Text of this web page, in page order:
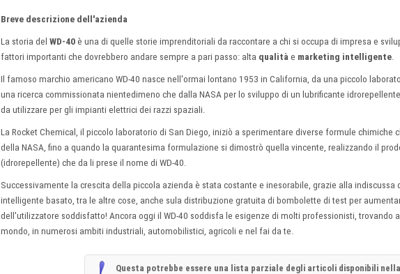
Breve descrizione dell'azienda
La storia delWD-40 è una di quelle storie imprenditoriali da raccontare a chi si occupa di impresa e
fattori importanti che dovrebbero andare sempre a pari passo: alta qualità e marketing intelligente.
Il famoso marchio americano WD-40 nasce nell'ormai lontano 1953 in California, da una piccolo
una ricerca commissionata nientedimeno che dalla NASA per lo sviluppo di un lubrificante
da utilizzare per gli impianti elettrici dei razzi spaziali.
La Rocket Chemical, il piccolo laboratorio di San Diego, iniziò a sperimentare diverse formule chimiche
della NASA, fino a quando la quarantesima formulazione si dimostrò quella vincente, realizzando il
(idrorepellente) che da li prese il nome di WD-40.
Successivamente la crescita della piccola azienda è stata costante e inesorabile, grazie alla
intelligente basato, tra le altre cose, anche sula distribuzione gratuita di bombolette di test per
dell'utilizzatore soddisfatto! Ancora oggi il WD-40 soddisfa le esigenze di molti professionisti, trovando
mondo, in numerosi ambiti industriali, automobilistici, agricoli e nel fai da te.
Questa potrebbe essere una lista parziale degli articoli disponibili